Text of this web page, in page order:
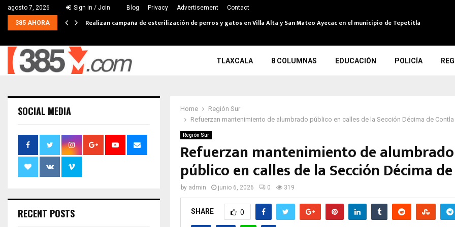
agosto 7, 2026 Sign in / Join Blog Privacy Advertisement Contact
385 AHORA Realizan campaña de esterilización de perros y gatos en Villa Alta y San Mateo Ayecac en el municipio de Tepetitla
TLAXCALA 8 COLUMNAS EDUCACIÓN POLICÍA
Home
Región Sur
Refuerzan mantenimiento de alumbrado público en calles de la Sección Décima de Contla
Región Sur
Refuerzan mantenimiento de alumbrado
público en calles de la Sección Décima
by admin junio 6, 2026 0 319
SHARE 0
SOCIAL MEDIA
RECENT POSTS